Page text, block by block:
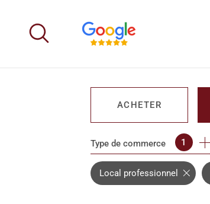
contenu
ACHETER
DE L'IMMO PRO
Type de commerce 1
Local professionnel